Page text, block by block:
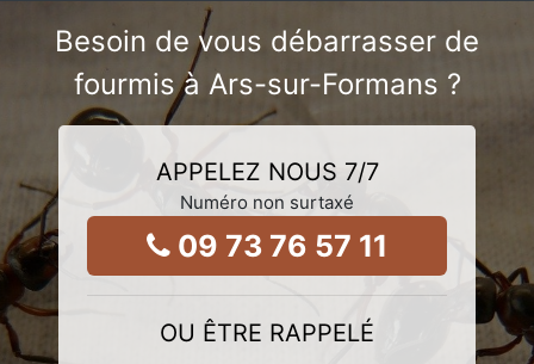
Besoin de vous débarrasser de
fourmis à Ars-sur-Formans ?
APPELEZ NOUS 7/7
Numéro non surtaxé
09 73 76 57 11
OU ÊTRE RAPPELÉ